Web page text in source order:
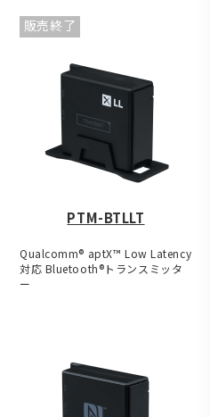
販売終了
PTM-BTLLT
Qualcomm® aptX™ Low Latency
対応 Bluetooth®トランスミッタ
ー